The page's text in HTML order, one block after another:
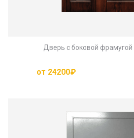
Дверь с боковой фрамугой
от 24200₽